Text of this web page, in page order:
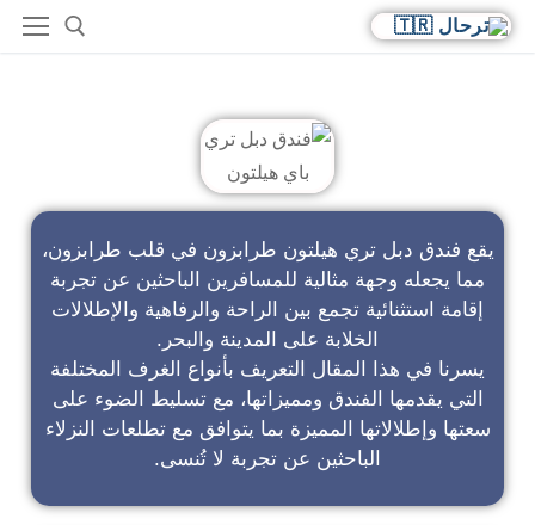
يقع فندق دبل تري هيلتون طرابزون في قلب طرابزون،
مما يجعله وجهة مثالية للمسافرين الباحثين عن تجربة
إقامة استثنائية تجمع بين الراحة والرفاهية والإطلالات
الخلابة على المدينة والبحر.
يسرنا في هذا المقال التعريف بأنواع الغرف المختلفة
التي يقدمها الفندق ومميزاتها، مع تسليط الضوء على
سعتها وإطلالاتها المميزة بما يتوافق مع تطلعات النزلاء
الباحثين عن تجربة لا تُنسى.